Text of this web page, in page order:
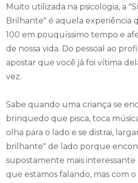
Muito utilizada na psicologia, a
Brilhante" é aquela experiência
100 em pouquíssimo tempo e
de nossa vida. Do pessoal ao
apostar que você já foi vítima
vez.
Sabe quando uma criança se
brinquedo que pisca, toca
olha para o lado e se distrai,
brilhante" de lado porque
supostamente mais interessante
que estamos falando, mas com